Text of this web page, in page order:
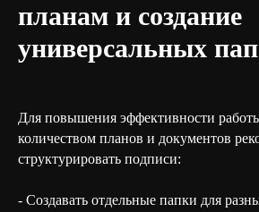
планам и создание
универсальных
Для повышения эффективности
количеством планов и документов
структурировать подписи:
- Создавать отдельные папки для